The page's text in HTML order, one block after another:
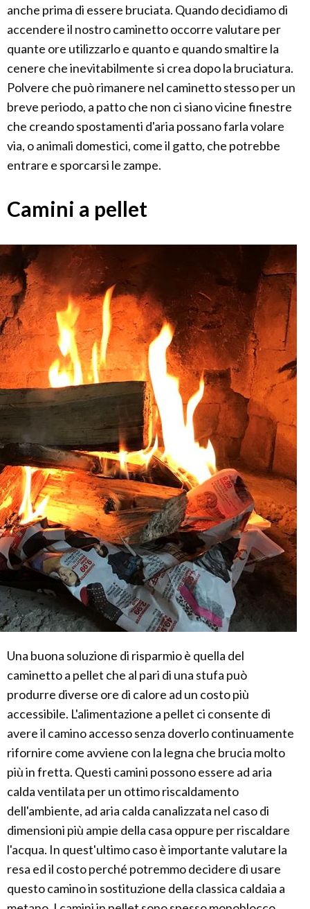
anche prima di essere bruciata. Quando decidiamo di
accendere il nostro caminetto occorre valutare per
quante ore utilizzarlo e quanto e quando smaltire la
cenere che inevitabilmente si crea dopo la bruciatura.
Polvere che può rimanere nel caminetto stesso per un
breve periodo, a patto che non ci siano vicine finestre
che creando spostamenti d'aria possano farla volare
via, o animali domestici, come il gatto, che potrebbe
entrare e sporcarsi le zampe.
Camini a pellet
Una buona soluzione di risparmio è quella del
caminetto a pellet che al pari di una stufa può
produrre diverse ore di calore ad un costo più
accessibile. L'alimentazione a pellet ci consente di
avere il camino accesso senza doverlo continuamente
rifornire come avviene con la legna che brucia molto
più in fretta. Questi camini possono essere ad aria
calda ventilata per un ottimo riscaldamento
dell'ambiente, ad aria calda canalizzata nel caso di
dimensioni più ampie della casa oppure per riscaldare
l'acqua. In quest'ultimo caso è importante valutare la
resa ed il costo perché potremmo decidere di usare
questo camino in sostituzione della classica caldaia a